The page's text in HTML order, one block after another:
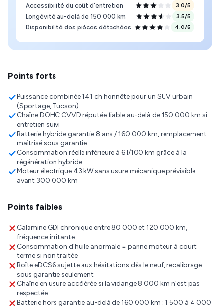
Accessibilité du coût d'entretien 3.0/5
Longévité au-delà de 150 000 km 3.5/5
Disponibilité des pièces détachées 4.0/5
Points forts
Puissance combinée 141 ch honnête pour un SUV urbain
(Sportage, Tucson)
Chaîne DOHC CVVD réputée fiable au-delà de 150 000 km si
entretien suivi
Batterie hybride garantie 8 ans / 160 000 km, remplacement
maîtrisé sous garantie
Consommation réelle inférieure à 6 l/100 km grâce à la
régénération hybride
Moteur électrique 43 kW sans usure mécanique prévisible
avant 300 000 km
Points faibles
Calamine GDI chronique entre 80 000 et 120 000 km,
fréquence irritante
Consommation d'huile anormale = panne moteur à court
terme si non traitée
Boîte eDCS6 sujette aux hésitations dès le neuf, recalibrage
sous garantie seulement
Chaîne en usure accélérée si la vidange 8 000 km n'est pas
respectée
Batterie hors garantie au-delà de 160 000 km : 1 500 à 4 000